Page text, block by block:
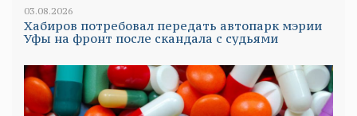
03.08.2026
Хабиров потребовал передать автопарк мэрии
Уфы на фронт после скандала с судьями